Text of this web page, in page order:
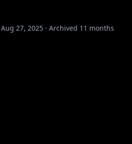
Aug 27, 2025 · Archived 11 months